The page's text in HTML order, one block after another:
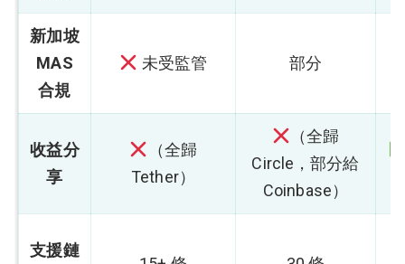
新加坡
MAS
合規
未受監管 部分
收益分
享
（全歸
Tether）
（全歸
Circle，部分給
Coinbase）
支援鏈